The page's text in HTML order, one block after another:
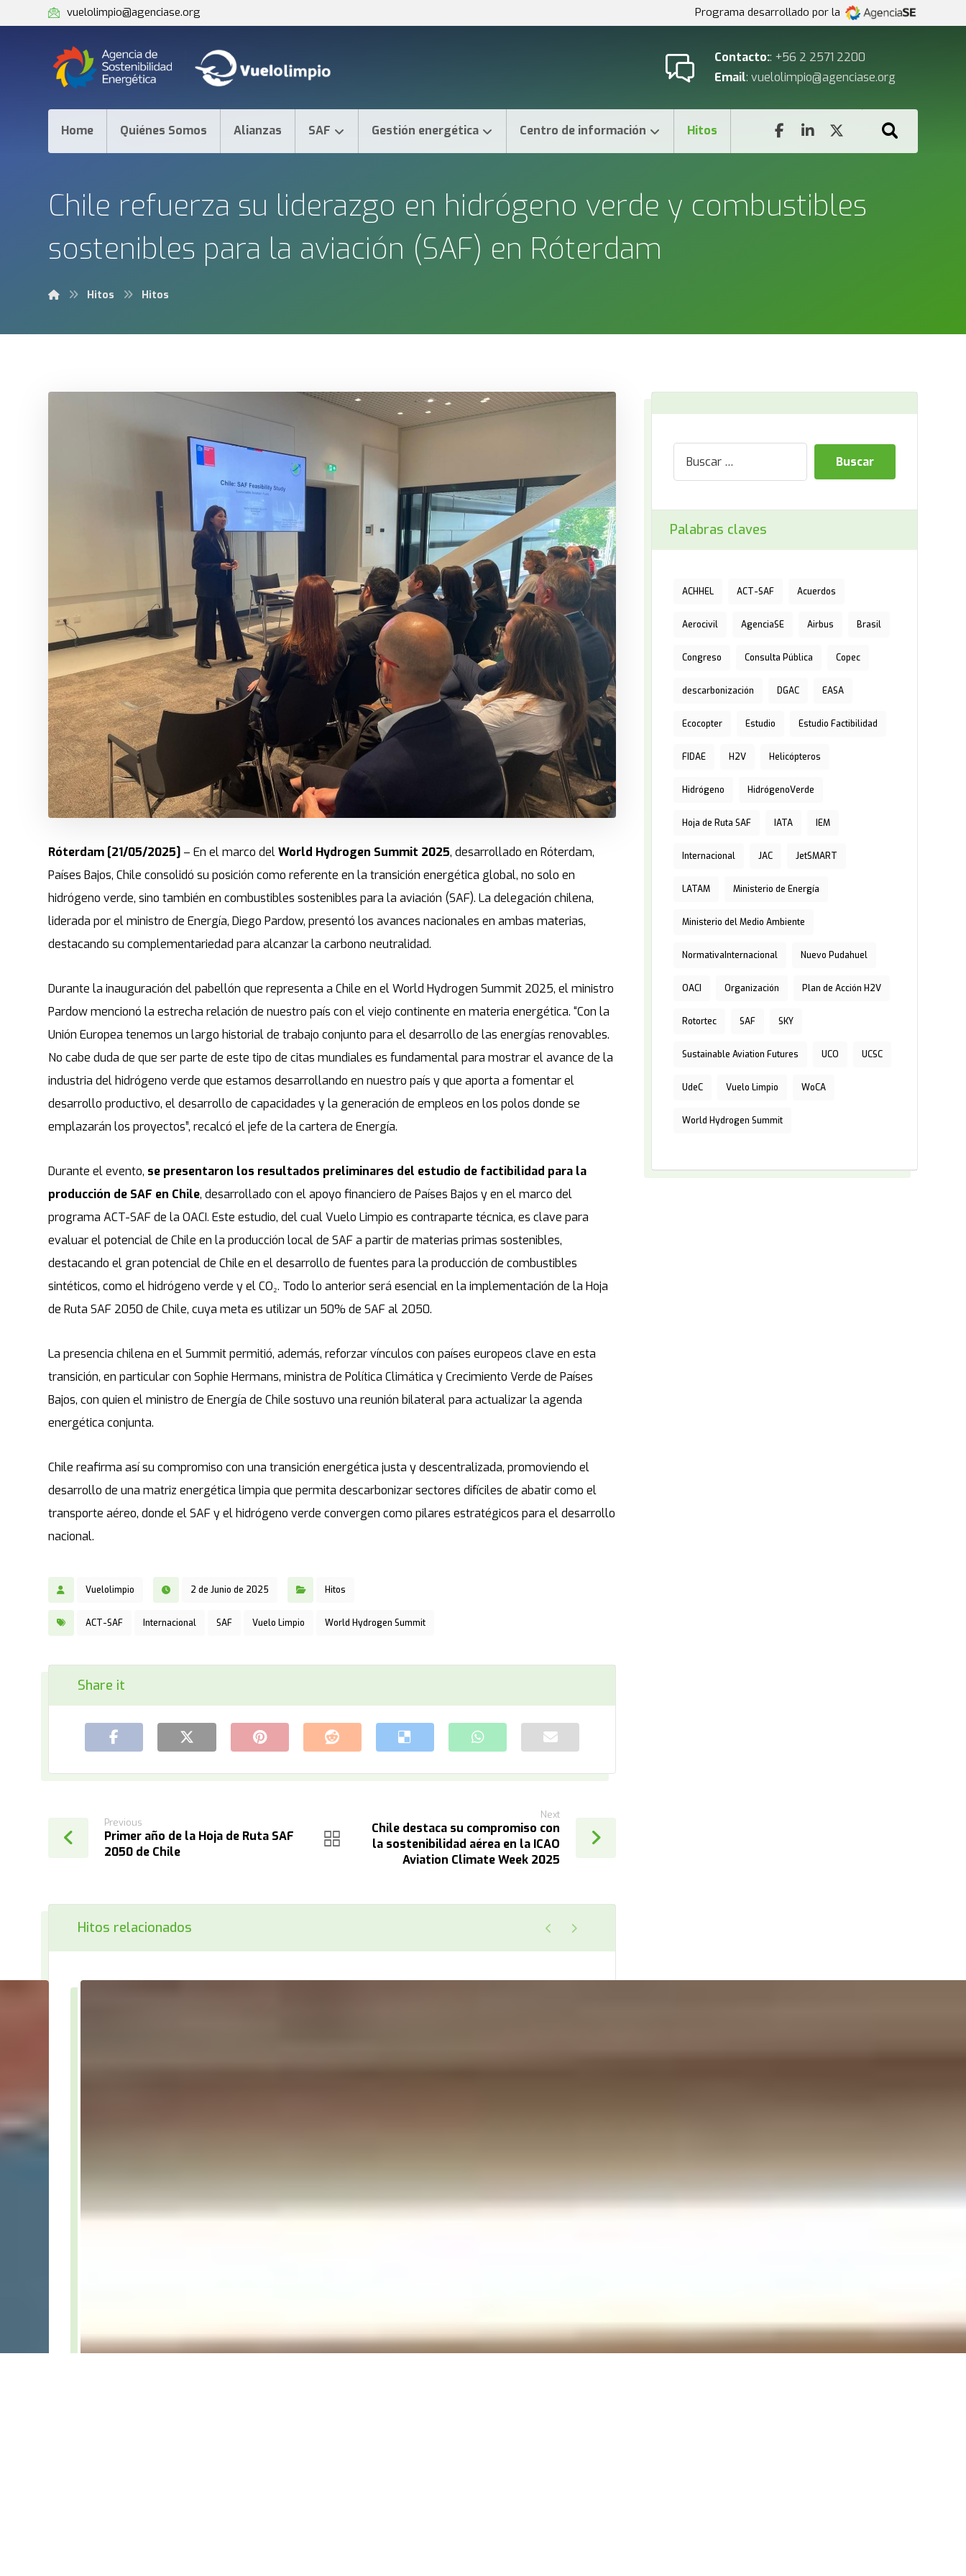
vuelolimpio@agenciase.org Programa desarrollado por la
Contacto:: +56 2 2571 2200
Email: vuelolimpio@agenciase.org
Home Quiénes Somos Alianzas SAF Gestión energética Centro de información Hitos
Chile refuerza su liderazgo en hidrógeno verde y combustibles
sostenibles para la aviación (SAF) en Róterdam
Hitos Hitos
Róterdam [21/05/2025] – En el marco delWorld Hydrogen Summit 2025, desarrollado en Róterdam,
Países Bajos, Chile consolidó su posición como referente en la transición energética global, no solo en
hidrógeno verde, sino también en combustibles sostenibles para la aviación (SAF). La delegación chilena,
liderada por el ministro de Energía, Diego Pardow, presentó los avances nacionales en ambas materias,
destacando su complementariedad para alcanzar la carbono neutralidad.
Durante la inauguración del pabellón que representa a Chile en el World Hydrogen Summit 2025, el ministro
Pardow mencionó la estrecha relación de nuestro país con el viejo continente en materia energética. “Con la
Unión Europea tenemos un largo historial de trabajo conjunto para el desarrollo de las energías renovables.
No cabe duda de que ser parte de este tipo de citas mundiales es fundamental para mostrar el avance de la
industria del hidrógeno verde que estamos desarrollando en nuestro país y que aporta a fomentar el
desarrollo productivo, el desarrollo de capacidades y la generación de empleos en los polos donde se
emplazarán los proyectos”, recalcó el jefe de la cartera de Energía.
Durante el evento, se presentaron los resultados preliminares del estudio de factibilidad para la
producción de SAF en Chile, desarrollado con el apoyo financiero de Países Bajos y en el marco del
programa ACT-SAF de la OACI. Este estudio, del cual Vuelo Limpio es contraparte técnica, es clave para
evaluar el potencial de Chile en la producción local de SAF a partir de materias primas sostenibles,
destacando el gran potencial de Chile en el desarrollo de fuentes para la producción de combustibles
sintéticos, como el hidrógeno verde y el CO₂. Todo lo anterior será esencial en la implementación de la Hoja
de Ruta SAF 2050 de Chile, cuya meta es utilizar un 50% de SAF al 2050.
La presencia chilena en el Summit permitió, además, reforzar vínculos con países europeos clave en esta
transición, en particular con Sophie Hermans, ministra de Política Climática y Crecimiento Verde de Países
Bajos, con quien el ministro de Energía de Chile sostuvo una reunión bilateral para actualizar la agenda
energética conjunta.
Chile reafirma así su compromiso con una transición energética justa y descentralizada, promoviendo el
desarrollo de una matriz energética limpia que permita descarbonizar sectores difíciles de abatir como el
transporte aéreo, donde el SAF y el hidrógeno verde convergen como pilares estratégicos para el desarrollo
nacional.
Vuelolimpio 2 de Junio de 2025 Hitos
ACT-SAF Internacional SAF Vuelo Limpio World Hydrogen Summit
Previous
Primer año de la Hoja de Ruta SAF
2050 de Chile
Next
Chile destaca su compromiso con
la sostenibilidad aérea en la ICAO
Aviation Climate Week 2025
Hitos relacionados
Palabras claves
ACHHEL ACT-SAF Acuerdos
Aerocivil AgenciaSE Airbus Brasil
Congreso Consulta Pública Copec
descarbonización DGAC EASA
Ecocopter Estudio Estudio Factibilidad
FIDAE H2V Helicópteros
Hidrógeno HidrógenoVerde
Hoja de Ruta SAF IATA IEM
Internacional JAC JetSMART
LATAM Ministerio de Energía
Ministerio del Medio Ambiente
NormativaInternacional Nuevo Pudahuel
OACI Organización Plan de Acción H2V
Rotortec SAF SKY
Sustainable Aviation Futures UCO UCSC
UdeC Vuelo Limpio WoCA
World Hydrogen Summit